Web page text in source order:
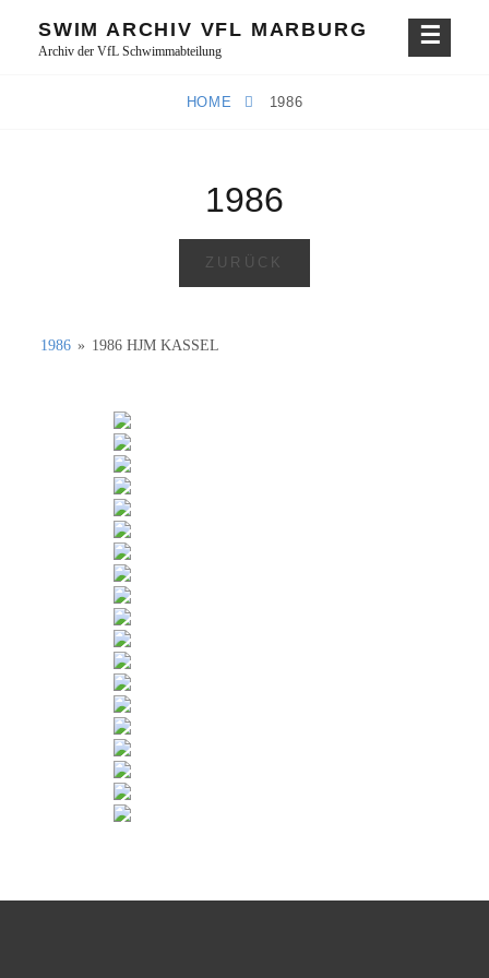
SWIM ARCHIV VFL MARBURG
Archiv der VfL Schwimmabteilung
HOME 1986
1986
ZURÜCK
1986 » 1986 HJM KASSEL